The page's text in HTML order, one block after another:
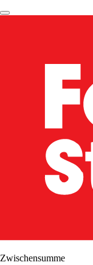
Zwischensumme